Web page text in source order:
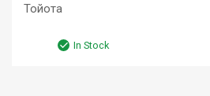
Тойота
In Stock